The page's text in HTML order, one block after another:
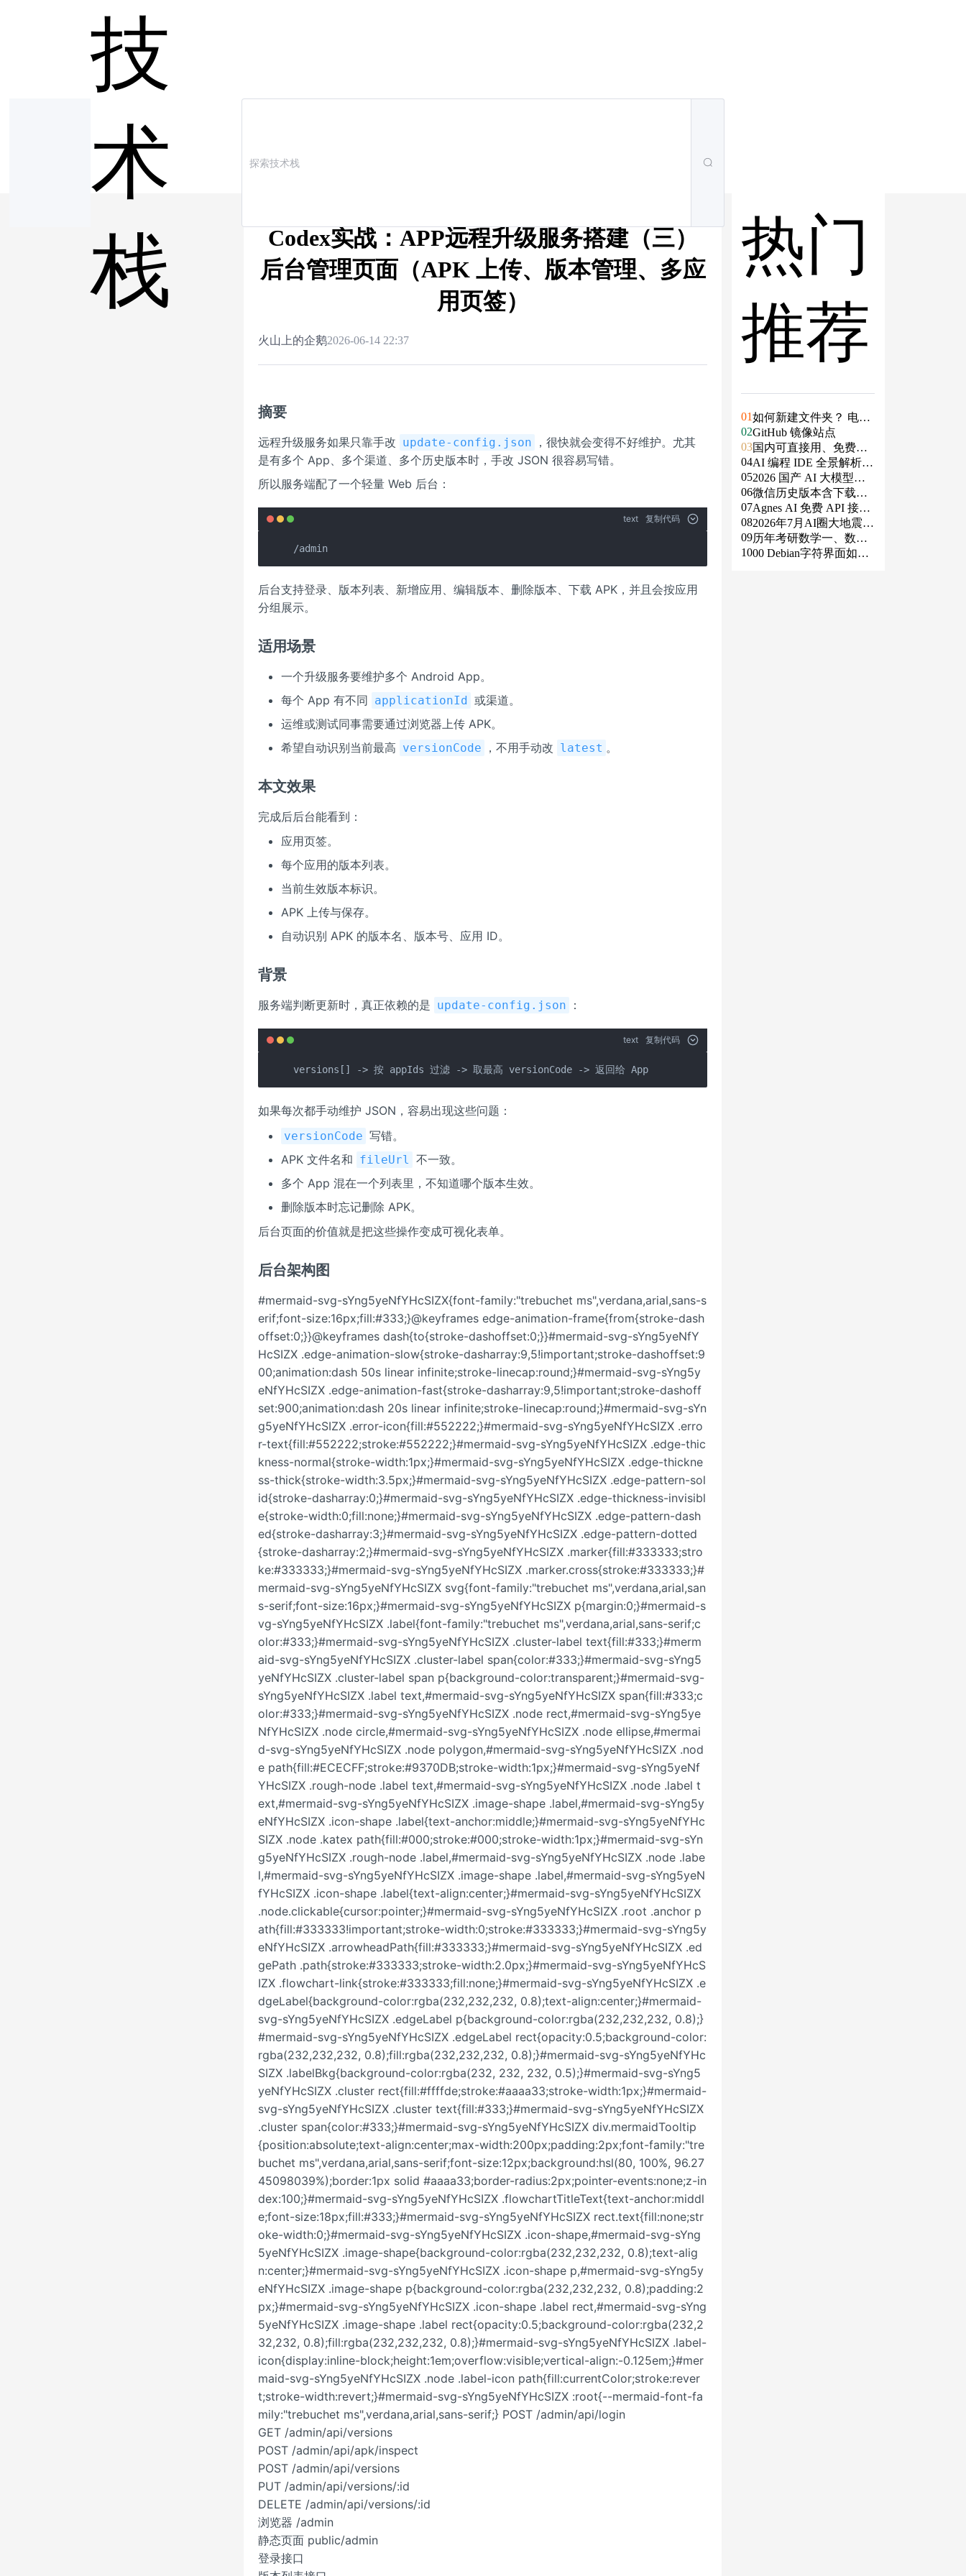
技
术
栈
Codex实战：APP远程升级服务搭建（三）
后台管理页面（APK 上传、版本管理、多应
用页签）
火山上的企鹅2026-06-14 22:37
摘要
远程升级服务如果只靠手改 update-config.json
，很快就会变得不好维护。尤其
是有多个 App、多个渠道、多个历史版本时，手改 JSON 很容易写错。
所以服务端配了一个轻量 Web 后台：
text 复制代码
/admin
后台支持登录、版本列表、新增应用、编辑版本、删除版本、下载 APK，并且会按应用
分组展示。
适用场景
一个升级服务要维护多个 Android App。
每个 App 有不同 applicationId 或渠道。
运维或测试同事需要通过浏览器上传 APK。
希望自动识别当前最高 versionCode ，不用手动改 latest 。
本文效果
完成后后台能看到：
应用页签。
每个应用的版本列表。
当前生效版本标识。
APK 上传与保存。
自动识别 APK 的版本名、版本号、应用 ID。
背景
服务端判断更新时，真正依赖的是 update-config.json ：
text 复制代码
versions[] -> 按 appIds 过滤 -> 取最高 versionCode -> 返回给 App
如果每次都手动维护 JSON，容易出现这些问题：
versionCode 写错。
APK 文件名和 fileUrl
不一致。
多个 App 混在一个列表里，不知道哪个版本生效。
删除版本时忘记删除 APK。
后台页面的价值就是把这些操作变成可视化表单。
后台架构图
#mermaid-svg-sYng5yeNfYHcSIZX{font-family:"trebuchet ms",verdana,arial,sans-s
erif;font-size:16px;fill:#333;}@keyframes edge-animation-frame{from{stroke-dash
offset:0;}}@keyframes dash{to{stroke-dashoffset:0;}}#mermaid-svg-sYng5yeNfY
HcSIZX .edge-animation-slow{stroke-dasharray:9,5!important;stroke-dashoffset:9
00;animation:dash 50s linear infinite;stroke-linecap:round;}#mermaid-svg-sYng5y
eNfYHcSIZX .edge-animation-fast{stroke-dasharray:9,5!important;stroke-dashoff
set:900;animation:dash 20s linear infinite;stroke-linecap:round;}#mermaid-svg-sYn
g5yeNfYHcSIZX .error-icon{fill:#552222;}#mermaid-svg-sYng5yeNfYHcSIZX .erro
r-text{fill:#552222;stroke:#552222;}#mermaid-svg-sYng5yeNfYHcSIZX .edge-thic
kness-normal{stroke-width:1px;}#mermaid-svg-sYng5yeNfYHcSIZX .edge-thickne
ss-thick{stroke-width:3.5px;}#mermaid-svg-sYng5yeNfYHcSIZX .edge-pattern-sol
id{stroke-dasharray:0;}#mermaid-svg-sYng5yeNfYHcSIZX .edge-thickness-invisibl
e{stroke-width:0;fill:none;}#mermaid-svg-sYng5yeNfYHcSIZX .edge-pattern-dash
ed{stroke-dasharray:3;}#mermaid-svg-sYng5yeNfYHcSIZX .edge-pattern-dotted
{stroke-dasharray:2;}#mermaid-svg-sYng5yeNfYHcSIZX .marker{fill:#333333;stro
ke:#333333;}#mermaid-svg-sYng5yeNfYHcSIZX .marker.cross{stroke:#333333;}#
mermaid-svg-sYng5yeNfYHcSIZX svg{font-family:"trebuchet ms",verdana,arial,san
s-serif;font-size:16px;}#mermaid-svg-sYng5yeNfYHcSIZX p{margin:0;}#mermaid-s
vg-sYng5yeNfYHcSIZX .label{font-family:"trebuchet ms",verdana,arial,sans-serif;c
olor:#333;}#mermaid-svg-sYng5yeNfYHcSIZX .cluster-label text{fill:#333;}#merm
aid-svg-sYng5yeNfYHcSIZX .cluster-label span{color:#333;}#mermaid-svg-sYng5
yeNfYHcSIZX .cluster-label span p{background-color:transparent;}#mermaid-svg-
sYng5yeNfYHcSIZX .label text,#mermaid-svg-sYng5yeNfYHcSIZX span{fill:#333;c
olor:#333;}#mermaid-svg-sYng5yeNfYHcSIZX .node rect,#mermaid-svg-sYng5ye
NfYHcSIZX .node circle,#mermaid-svg-sYng5yeNfYHcSIZX .node ellipse,#mermai
d-svg-sYng5yeNfYHcSIZX .node polygon,#mermaid-svg-sYng5yeNfYHcSIZX .nod
e path{fill:#ECECFF;stroke:#9370DB;stroke-width:1px;}#mermaid-svg-sYng5yeNf
YHcSIZX .rough-node .label text,#mermaid-svg-sYng5yeNfYHcSIZX .node .label t
ext,#mermaid-svg-sYng5yeNfYHcSIZX .image-shape .label,#mermaid-svg-sYng5y
eNfYHcSIZX .icon-shape .label{text-anchor:middle;}#mermaid-svg-sYng5yeNfYHc
SIZX .node .katex path{fill:#000;stroke:#000;stroke-width:1px;}#mermaid-svg-sYn
g5yeNfYHcSIZX .rough-node .label,#mermaid-svg-sYng5yeNfYHcSIZX .node .labe
l,#mermaid-svg-sYng5yeNfYHcSIZX .image-shape .label,#mermaid-svg-sYng5yeN
fYHcSIZX .icon-shape .label{text-align:center;}#mermaid-svg-sYng5yeNfYHcSIZX
.node.clickable{cursor:pointer;}#mermaid-svg-sYng5yeNfYHcSIZX .root .anchor p
ath{fill:#333333!important;stroke-width:0;stroke:#333333;}#mermaid-svg-sYng5y
eNfYHcSIZX .arrowheadPath{fill:#333333;}#mermaid-svg-sYng5yeNfYHcSIZX .ed
gePath .path{stroke:#333333;stroke-width:2.0px;}#mermaid-svg-sYng5yeNfYHcS
IZX .flowchart-link{stroke:#333333;fill:none;}#mermaid-svg-sYng5yeNfYHcSIZX .e
dgeLabel{background-color:rgba(232,232,232, 0.8);text-align:center;}#mermaid-
svg-sYng5yeNfYHcSIZX .edgeLabel p{background-color:rgba(232,232,232, 0.8);}
#mermaid-svg-sYng5yeNfYHcSIZX .edgeLabel rect{opacity:0.5;background-color:
rgba(232,232,232, 0.8);fill:rgba(232,232,232, 0.8);}#mermaid-svg-sYng5yeNfYHc
SIZX .labelBkg{background-color:rgba(232, 232, 232, 0.5);}#mermaid-svg-sYng5
yeNfYHcSIZX .cluster rect{fill:#ffffde;stroke:#aaaa33;stroke-width:1px;}#mermaid-
svg-sYng5yeNfYHcSIZX .cluster text{fill:#333;}#mermaid-svg-sYng5yeNfYHcSIZX
.cluster span{color:#333;}#mermaid-svg-sYng5yeNfYHcSIZX div.mermaidTooltip
{position:absolute;text-align:center;max-width:200px;padding:2px;font-family:"tre
buchet ms",verdana,arial,sans-serif;font-size:12px;background:hsl(80, 100%, 96.27
45098039%);border:1px solid #aaaa33;border-radius:2px;pointer-events:none;z-in
dex:100;}#mermaid-svg-sYng5yeNfYHcSIZX .flowchartTitleText{text-anchor:middl
e;font-size:18px;fill:#333;}#mermaid-svg-sYng5yeNfYHcSIZX rect.text{fill:none;str
oke-width:0;}#mermaid-svg-sYng5yeNfYHcSIZX .icon-shape,#mermaid-svg-sYng
5yeNfYHcSIZX .image-shape{background-color:rgba(232,232,232, 0.8);text-alig
n:center;}#mermaid-svg-sYng5yeNfYHcSIZX .icon-shape p,#mermaid-svg-sYng5y
eNfYHcSIZX .image-shape p{background-color:rgba(232,232,232, 0.8);padding:2
px;}#mermaid-svg-sYng5yeNfYHcSIZX .icon-shape .label rect,#mermaid-svg-sYng
5yeNfYHcSIZX .image-shape .label rect{opacity:0.5;background-color:rgba(232,2
32,232, 0.8);fill:rgba(232,232,232, 0.8);}#mermaid-svg-sYng5yeNfYHcSIZX .label-
icon{display:inline-block;height:1em;overflow:visible;vertical-align:-0.125em;}#mer
maid-svg-sYng5yeNfYHcSIZX .node .label-icon path{fill:currentColor;stroke:rever
t;stroke-width:revert;}#mermaid-svg-sYng5yeNfYHcSIZX :root{--mermaid-font-fa
mily:"trebuchet ms",verdana,arial,sans-serif;} POST /admin/api/login
GET /admin/api/versions
POST /admin/api/apk/inspect
POST /admin/api/versions
PUT /admin/api/versions/:id
DELETE /admin/api/versions/:id
浏览器 /admin
静态页面 public/admin
登录接口
热门
推荐
01如何新建文件夹？ 电脑
新建文件夹的4种方法
02GitHub 镜像站点
03国内可直接用、免费额
度/永久免费的大模型AP
I清单（含 SiliconFlow、
火山、阿里、智谱、百
度、Kimi、DeepSeek、
DMXAPI 等）
04AI 编程 IDE 全景解析 2
026：Agent 全面接管开
发链路
052026 国产 AI 大模型横
评：DeepSeek、通义千
问、Kimi、文心一言、
星火、豆包谁更能打？
06微信历史版本含下载地
址（ Windows PC | 安卓
| MAC ）及设置微信不
更新
07Agnes AI 免费 API 接入
指南：文本、生图、生
视频，一套接口全免费
082026年7月AI圈大地震：
GPT-5.6被政府限制、Cl
aude入驻Slack、Anthrop
09历年考研数学一、数学
二、数学三真题试卷及
1000 Debian字符界面如何